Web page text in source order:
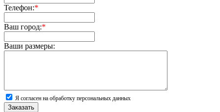
Телефон:*
Ваш город:*
Ваши размеры:
Я согласен на обработку персональных данных
Заказать